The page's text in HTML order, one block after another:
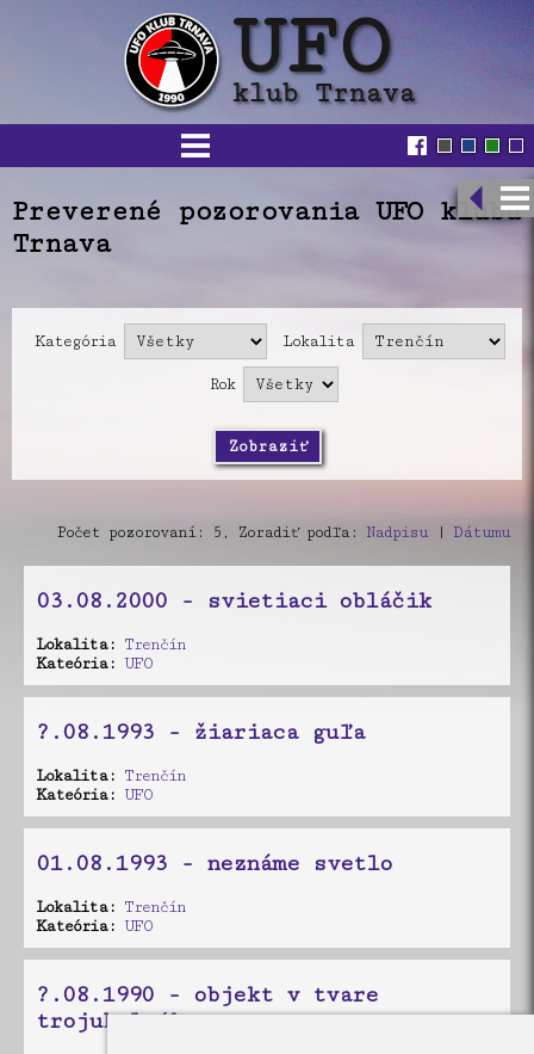
Preverené pozorovania UFO klubu
Trnava
Kategória Lokalita
Rok
Počet pozorovaní: 5, Zoradiť podľa: Nadpisu | Dátumu
03.08.2000 - svietiaci obláčik
Lokalita: Trenčín
Kateória: UFO
?.08.1993 - žiariaca guľa
Lokalita: Trenčín
Kateória: UFO
01.08.1993 - neznáme svetlo
Lokalita: Trenčín
Kateória: UFO
?.08.1990 - objekt v tvare
trojuholníka